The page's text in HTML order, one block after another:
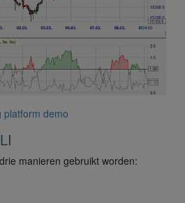
platform demo
manieren gebruikt worden: